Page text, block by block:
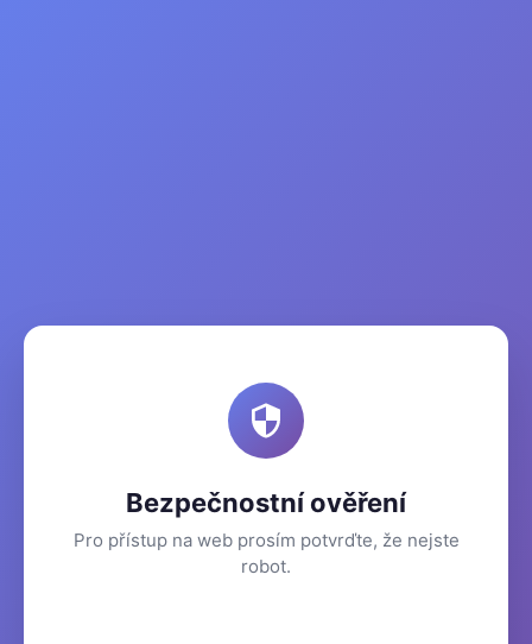
Bezpečnostní ověření
Pro přístup na web prosím potvrďte, že nejste
robot.